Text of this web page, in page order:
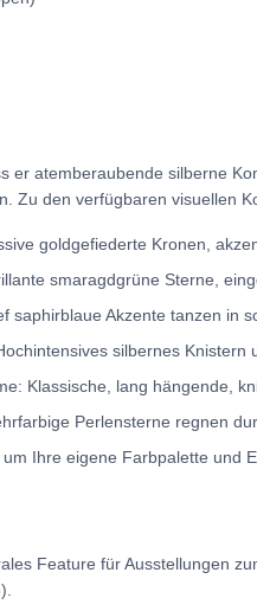
er atemberaubende silberne
Zu den verfügbaren visuellen
goldgefiederte Kronen,
smaragdgrüne Sterne,
Akzente tanzen in
silbernes Knistern
Klassische, lang hängende,
Perlensterne regnen
Ihre eigene Farbpalette und
Feature für Ausstellungen